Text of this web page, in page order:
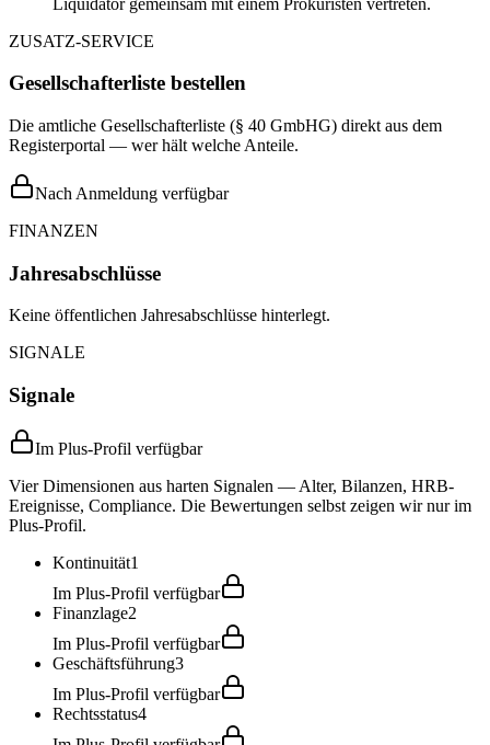
ZUSATZ-SERVICE
Gesellschafterliste bestellen
Die amtliche Gesellschafterliste (§ 40 GmbHG) direkt aus dem
Registerportal — wer hält welche Anteile.
Nach Anmeldung verfügbar
FINANZEN
Jahresabschlüsse
Keine öffentlichen Jahresabschlüsse hinterlegt.
SIGNALE
Signale
Im Plus-Profil verfügbar
Vier Dimensionen aus harten Signalen — Alter, Bilanzen, HRB-
Ereignisse, Compliance. Die Bewertungen selbst zeigen wir nur im
Plus-Profil.
Kontinuität1
Im Plus-Profil verfügbar
Finanzlage2
Im Plus-Profil verfügbar
Geschäftsführung3
Im Plus-Profil verfügbar
Rechtsstatus4